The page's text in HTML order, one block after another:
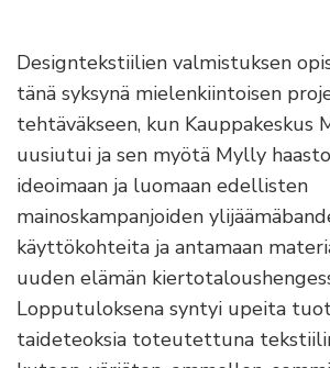
Designtekstiilien valmistuksen
tänä syksynä mielenkiintoisen
tehtäväkseen, kun Kauppakeskus
uusiutui ja sen myötä Mylly
ideoimaan ja luomaan edellisten
mainoskampanjoiden
käyttökohteita ja antamaan
uuden elämän
Lopputuloksena syntyi upeita
taideteoksia toteutettuna